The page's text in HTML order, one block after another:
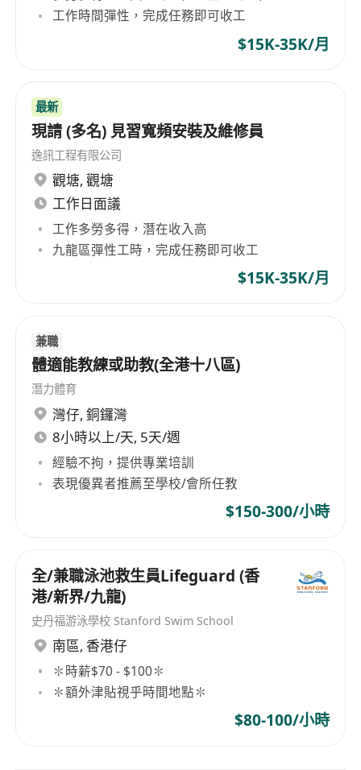
工作時間彈性，完成任務即可收工
$15K-35K/月
最新
現請 (多名) 見習寬頻安裝及維修員
逸訊工程有限公司
觀塘, 觀塘
工作日面議
工作多勞多得，潛在收入高
九龍區彈性工時，完成任務即可收工
$15K-35K/月
兼職
體適能教練或助教(全港十八區)
潛力體育
灣仔, 銅鑼灣
8小時以上/天, 5天/週
經驗不拘，提供專業培訓
表現優異者推薦至學校/會所任教
$150-300/小時
全/兼職泳池救生員Lifeguard (香
港/新界/九龍)
史丹福游泳學校 Stanford Swim School
南區, 香港仔
✽時薪$70 - $100✽
✽額外津貼視乎時間地點✽
$80-100/小時